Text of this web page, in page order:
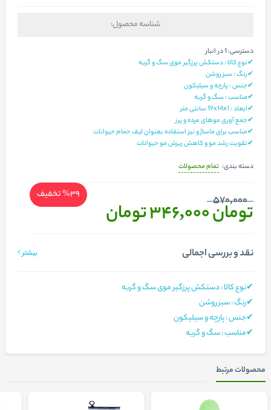
شناسه محصول:
دسترسی:1 در انبار
✔نوع کالا : دستکش پرزگیر موی سگ و گربه
✔رنگ : سبز روشن
✔جنس : پارچه و سیلیکون
✔مناسب : سگ و گربه
✔ابعاد : 19x14x1 سانتی‌ متر
✔جمع آوری موهای مرده و پرز
✔مناسب برای ماساژ و نیز استفاده بعنوان لیف حمام حیوانات
✔تقویت رشد مو و کاهش ریزش مو حیوانات
دسته بندی: تمام محصولات
570,000
تومان 346,000 تومان
%39تخفیف
نقد و بررسی اجمالی بیشتر
✔نوع کالا : دستکش پرزگیر موی سگ و گربه
✔رنگ : سبز روشن
✔جنس : پارچه و سیلیکون
✔مناسب : سگ و گربه
محصولات مرتبط